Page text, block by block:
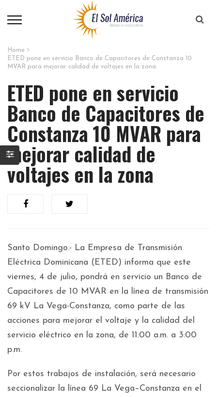
Home
ETED pone en servicio Banco de Capacitores de Constanza 10
MVAR para mejorar calidad de voltajes en la zona
ETED pone en servicio
Banco de Capacitores de
Constanza 10 MVAR para
mejorar calidad de
voltajes en la zona
Santo Domingo.- La Empresa de Transmisión
Eléctrica Dominicana (ETED) informa que este
viernes, 4 de julio, pondrá en servicio un Banco de
Capacitores de 10 MVAR en la línea de transmisión
69 kV La Vega-Constanza, como parte de las
acciones para mejorar el voltaje y la calidad del
servicio eléctrico en la zona, de 11:00 a.m. a 3:00
p.m.
Por estos trabajos de instalación, será necesario
seccionalizar la línea 69 La Vega–Constanza en el